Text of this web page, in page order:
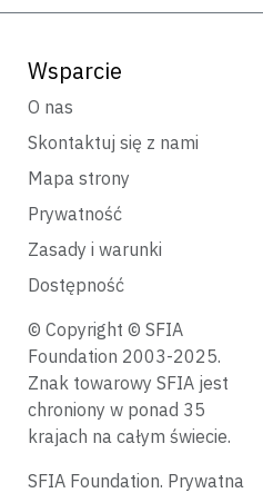
Wsparcie
O nas
Skontaktuj się z nami
Mapa strony
Prywatność
Zasady i warunki
Dostępność
© Copyright © SFIA
Foundation 2003-2025.
Znak towarowy SFIA jest
chroniony w ponad 35
krajach na całym świecie.
SFIA Foundation. Prywatna